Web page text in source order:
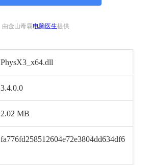
由金山毒霸电脑医生提供
PhysX3_x64.dll
3.4.0.0
2.02 MB
fa776fd258512604e72e3804dd634df6